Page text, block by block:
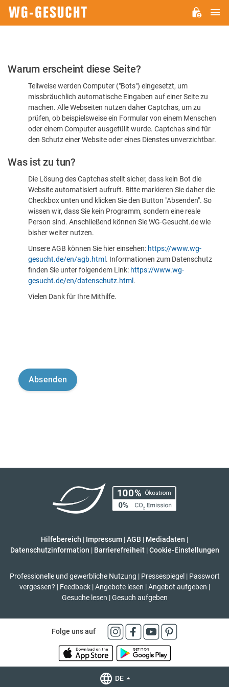
Bitte
dass
sind
Warum erscheint diese Seite?
Teilweise werden Computer ("Bots") eingesetzt, um
missbräuchlich automatische Eingaben auf einer Seite zu
machen. Alle Webseiten nutzen daher Captchas, um zu
prüfen, ob beispielsweise ein Formular von einem Menschen
oder einem Computer ausgefüllt wurde. Captchas sind für
den Schutz einer Website oder eines Dienstes unverzichtbar.
Was ist zu tun?
Die Lösung des Captchas stellt sicher, dass kein Bot die
Website automatisiert aufruft. Bitte markieren Sie daher die
Checkbox unten und klicken Sie den Button "Absenden". So
wissen wir, dass Sie kein Programm, sondern eine reale
Person sind. Anschließend können Sie WG-Gesucht.de wie
bisher weiter nutzen.
Unsere AGB können Sie hier einsehen: https://www.wg-
gesucht.de/en/agb.html . Informationen zum Datenschutz
finden Sie unter folgendem Link: https://www.wg-
gesucht.de/en/datenschutz.html .
Vielen Dank für Ihre Mithilfe.
Hilfebereich | Impressum |AGB | Mediadaten |
Datenschutzinformation | Barrierefreiheit | Cookie-Einstellungen
Professionelle und gewerbliche Nutzung | Pressespiegel | Passwort
vergessen? | Feedback | Angebote lesen | Angebot aufgeben |
Gesuche lesen | Gesuch aufgeben
Folge uns auf
DE